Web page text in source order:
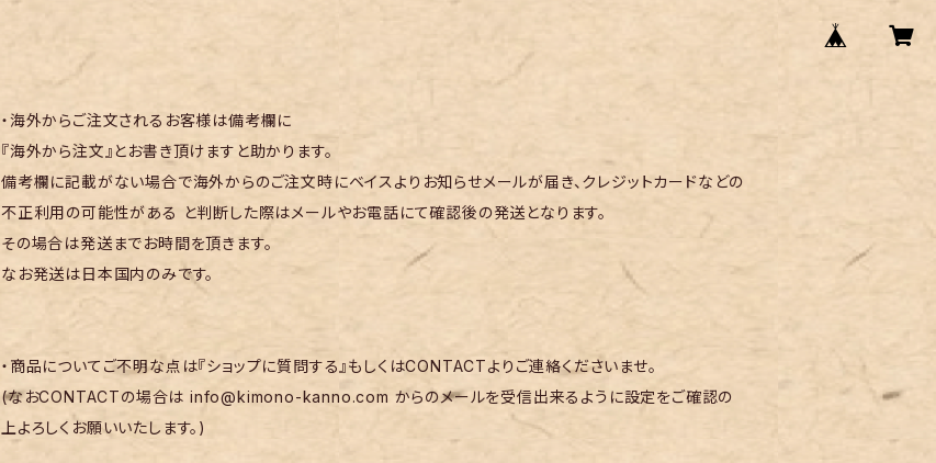
・海外からご注文されるお客様は備考欄に
『海外から注文』とお書き頂けますと助かります。
備考欄に記載がない場合で海外からのご注文時にベイスよりお知らせメールが届き、クレジットカードなどの
不正利用の可能性がある と判断した際はメールやお電話にて確認後の発送となります。
その場合は発送までお時間を頂きます。
なお発送は日本国内のみです。
・商品についてご不明な点は『ショップに質問する』もしくはCONTACTよりご連絡くださいませ。
(なおCONTACTの場合はinfo@kimono-kanno.com からのメールを受信出来るように設定をご確認の
上よろしくお願いいたします。)